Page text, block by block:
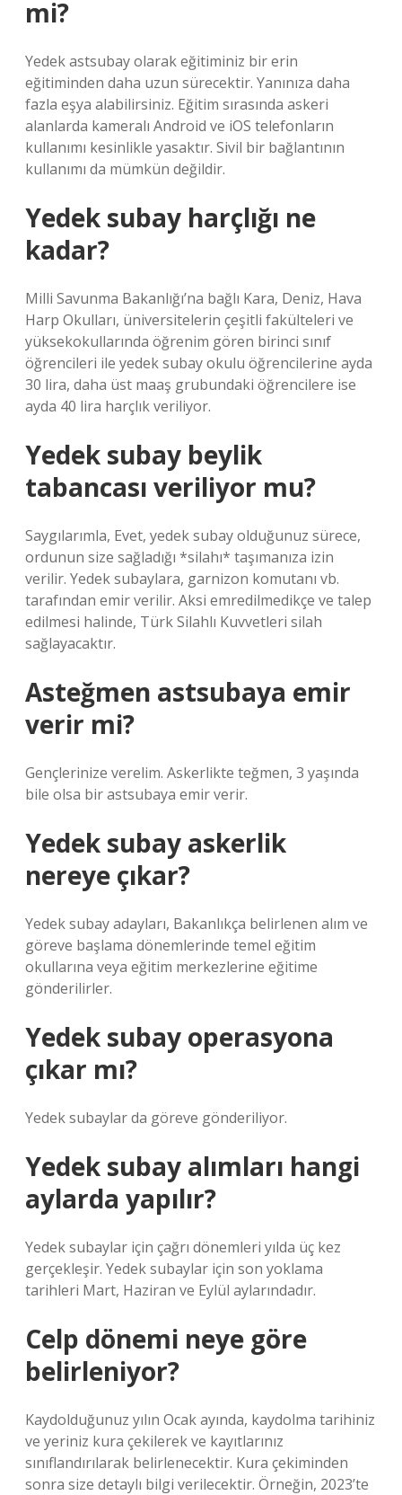
mi?
Yedek astsubay olarak eğitiminiz bir erin
eğitiminden daha uzun sürecektir. Yanınıza daha
fazla eşya alabilirsiniz. Eğitim sırasında askeri
alanlarda kameralı Android ve iOS telefonların
kullanımı kesinlikle yasaktır. Sivil bir bağlantının
kullanımı da mümkün değildir.
Yedek subay harçlığı ne
kadar?
Milli Savunma Bakanlığı’na bağlı Kara, Deniz, Hava
Harp Okulları, üniversitelerin çeşitli fakülteleri ve
yüksekokullarında öğrenim gören birinci sınıf
öğrencileri ile yedek subay okulu öğrencilerine ayda
30 lira, daha üst maaş grubundaki öğrencilere ise
ayda 40 lira harçlık veriliyor.
Yedek subay beylik
tabancası veriliyor mu?
Saygılarımla, Evet, yedek subay olduğunuz sürece,
ordunun size sağladığı *silahı* taşımanıza izin
verilir. Yedek subaylara, garnizon komutanı vb.
tarafından emir verilir. Aksi emredilmedikçe ve talep
edilmesi halinde, Türk Silahlı Kuvvetleri silah
sağlayacaktır.
Asteğmen astsubaya emir
verir mi?
Gençlerinize verelim. Askerlikte teğmen, 3 yaşında
bile olsa bir astsubaya emir verir.
Yedek subay askerlik
nereye çıkar?
Yedek subay adayları, Bakanlıkça belirlenen alım ve
göreve başlama dönemlerinde temel eğitim
okullarına veya eğitim merkezlerine eğitime
gönderilirler.
Yedek subay operasyona
çıkar mı?
Yedek subaylar da göreve gönderiliyor.
Yedek subay alımları hangi
aylarda yapılır?
Yedek subaylar için çağrı dönemleri yılda üç kez
gerçekleşir. Yedek subaylar için son yoklama
tarihleri ​​Mart, Haziran ve Eylül aylarındadır.
Celp dönemi neye göre
belirleniyor?
Kaydolduğunuz yılın Ocak ayında, kaydolma tarihiniz
ve yeriniz kura çekilerek ve kayıtlarınız
sınıflandırılarak belirlenecektir. Kura çekiminden
sonra size detaylı bilgi verilecektir. Örneğin, 2023’te